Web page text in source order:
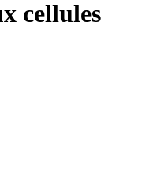
cellules